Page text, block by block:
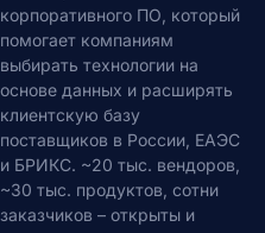
корпоративного ПО, который
помогает компаниям
выбирать технологии на
основе данных и расширять
клиентскую базу
поставщиков в России, ЕАЭС
и БРИКС. ~20 тыс. вендоров,
~30 тыс. продуктов, сотни
заказчиков – открыты и